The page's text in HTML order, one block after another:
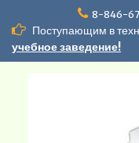
содержимому
8-846-
Поступающим в
учебное заведение!